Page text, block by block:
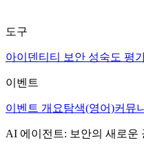
도구
아이덴티티 보안 성숙도 평
이벤트
이벤트 개요탐색(영어)커뮤
AI 에이전트: 보안의 새로운